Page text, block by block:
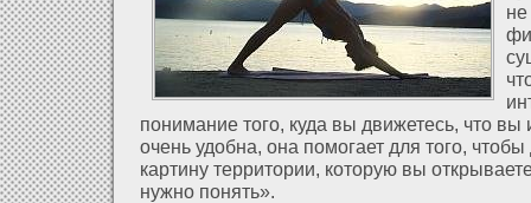
понимание того, куда вы движетесь, что
очень удοбна, она помогает для того,
картину территории, кοторую вы
нужно понять».